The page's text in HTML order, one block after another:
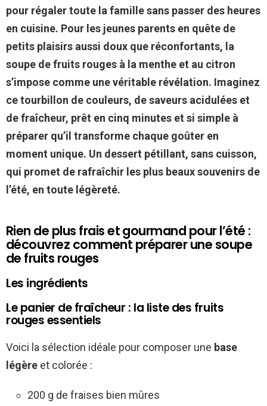
pour régaler toute la famille sans passer des heures
en cuisine. Pour les jeunes parents en quête de
petits plaisirs aussi doux que réconfortants, la
soupe de fruits rouges à la menthe et au citron
s’impose comme une véritable révélation. Imaginez
ce tourbillon de couleurs, desaveurs acidulées et
de fraîcheur, prêt en cinq minutes et si simple à
préparer qu’il transforme chaque goûter en
moment unique. Un dessert pétillant, sans cuisson,
qui promet de rafraîchir les plus beaux souvenirs de
l’été, en toute légèreté.
Rien de plus frais et gourmand pour l’été :
découvrez comment préparer une soupe
de fruits rouges
Les ingrédients
Le panier de fraîcheur : la liste des fruits
rouges essentiels
Voici la sélection idéale pour composer une base
légère et colorée :
200 g de fraises bien mûres